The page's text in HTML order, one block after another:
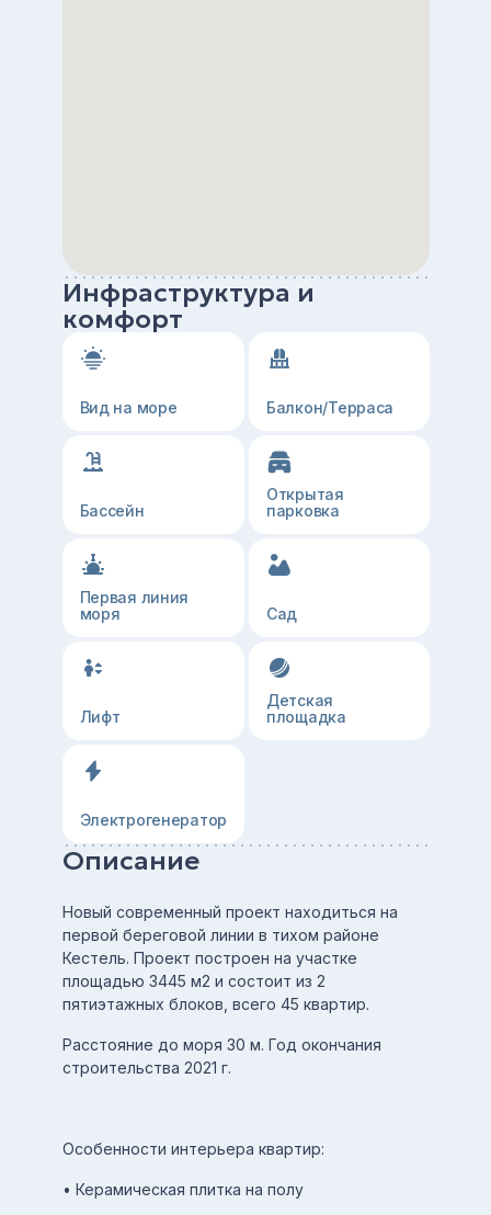
Инфраструктура и
комфорт
Вид на море Балкон/Терраса
Бассейн
Открытая
парковка
Первая линия
моря
Сад
Лифт
Детская
площадка
Электрогенератор
Описание
Новый современный проект находиться на
первой береговой линии в тихом районе
Кестель. Проект построен на участке
площадью 3445 м2 и состоит из 2
пятиэтажных блоков, всего 45 квартир.
Расстояние до моря 30 м. Год окончания
строительства 2021 г.
Особенности интерьера квартир:
• Керамическая плитка на полу